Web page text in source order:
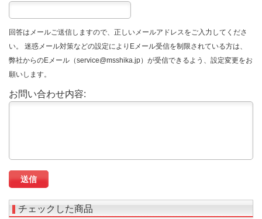
回答はメールご送信しますので、正しいメールアドレスをご入力してくださ
い。 迷惑メール対策などの設定によりEメール受信を制限されている方は、
弊社からのEメール（service@msshika.jp）が受信できるよう、設定変更をお
願いします。
お問い合わせ内容:
チェックした商品